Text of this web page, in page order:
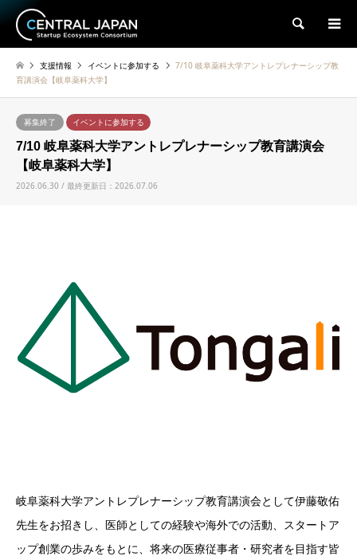
検索
支援情報 イベントに参加する
7/10 岐阜薬科大学アントレプレナーシップ教
育講演会【岐阜薬科大学】
募集終了 イベントに参加する
7/10 岐阜薬科大学アントレプレナーシップ教育講演会
【岐阜薬科大学】
2026.06.30 / 最終更新日：2026.07.06
岐阜薬科大学アントレプレナーシップ教育講演会として伊藤敬佑
先生をお招きし、医師としての経験や海外での活動、スタートア
ップ創業の歩みをもとに、将来の医療従事者・研究者を目指す皆